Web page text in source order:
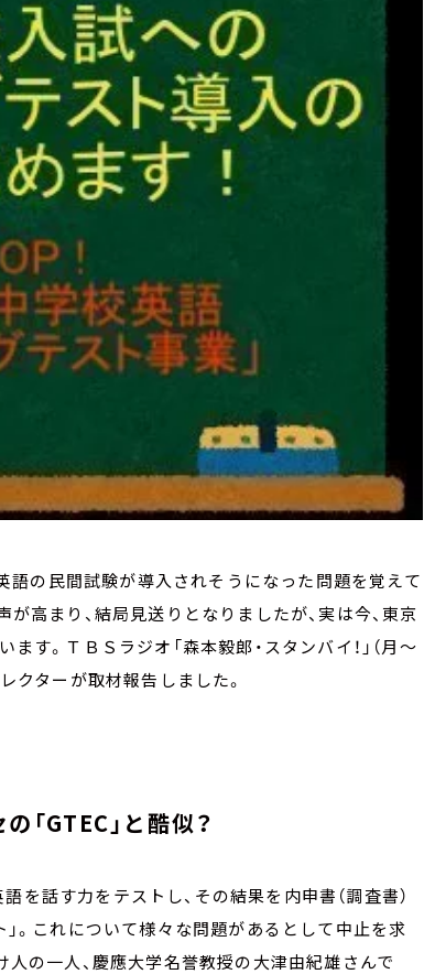
語の民間試験が導入されそうになった問題を覚えて
高まり、結局見送りとなりましたが、実は今、東京
。ＴＢＳラジオ「森本毅郎・スタンバイ！」（月～
クターが取材報告しました。
GTEC」と酷似？
を話す力をテストし、その結果を内申書（調査書）
。これについて様々な問題があるとして中止を求
の一人、慶應大学名誉教授の大津由紀雄さんで